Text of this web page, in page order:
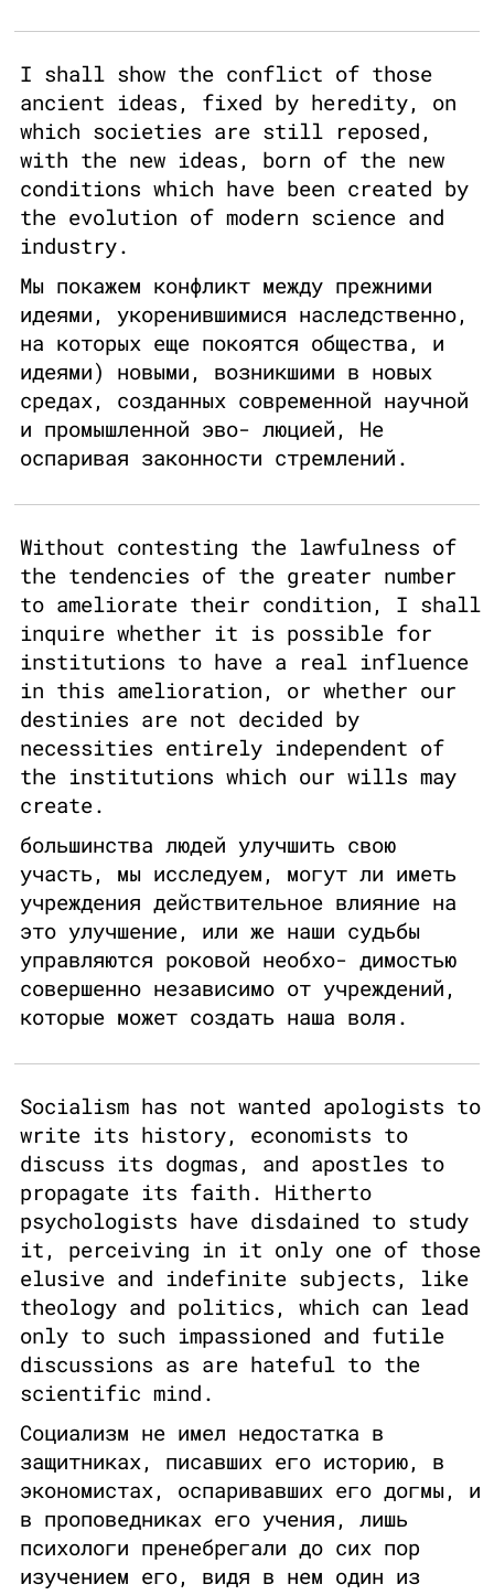
I shall show the conflict of those
ancient ideas, fixed by heredity, on
which societies are still reposed,
with the new ideas, born of the new
conditions which have been created by
the evolution of modern science and
industry.
Мы покажем конфликт между прежними
идеями, укоренившимися наследственно,
на которых еще покоятся общества, и
идеями) новыми, возникшими в новых
средах, созданных современной научной
и промышленной эво- люцией, Не
оспаривая законности стремлений.
Without contesting the lawfulness of
the tendencies of the greater number
to ameliorate their condition, I shall
inquire whether it is possible for
institutions to have a real influence
in this amelioration, or whether our
destinies are not decided by
necessities entirely independent of
the institutions which our wills may
create.
большинства людей улучшить свою
участь, мы исследуем, могут ли иметь
учреждения действительное влияние на
это улучшение, или же наши судьбы
управляются роковой необхо- димостью
совершенно независимо от учреждений,
которые может создать наша воля.
Socialism has not wanted apologists to
write its history, economists to
discuss its dogmas, and apostles to
propagate its faith. Hitherto
psychologists have disdained to study
it, perceiving in it only one of those
elusive and indefinite subjects, like
theology and politics, which can lead
only to such impassioned and futile
discussions as are hateful to the
scientific mind.
Социализм не имел недостатка в
защитниках, писавших его историю, в
экономистах, оспаривавших его догмы, и
в проповедниках его учения, лишь
психологи пренебрегали до сих пор
изучением его, видя в нем один из